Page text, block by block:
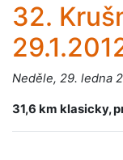
32.
Neděle, 29. ledna
31,6 km klasicky,